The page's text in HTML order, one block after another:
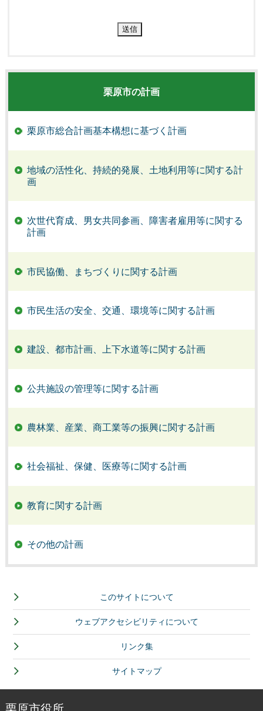
栗原市の計画
栗原市総合計画基本構想に基づく計画
地域の活性化、持続的発展、土地利用等に関する計
画
次世代育成、男女共同参画、障害者雇用等に関する
計画
市民協働、まちづくりに関する計画
市民生活の安全、交通、環境等に関する計画
建設、都市計画、上下水道等に関する計画
公共施設の管理等に関する計画
農林業、産業、商工業等の振興に関する計画
社会福祉、保健、医療等に関する計画
教育に関する計画
その他の計画
このサイトについて
ウェブアクセシビリティについて
リンク集
サイトマップ